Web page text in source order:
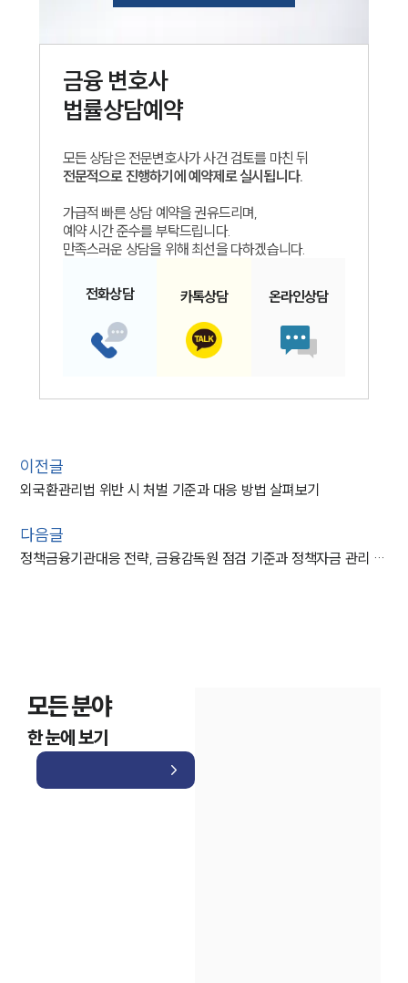
금융변호사
법률상담예약
모든 상담은 전문변호사가 사건 검토를 마친 뒤
전문적으로 진행하기에 예약제로 실시됩니다.
가급적 빠른 상담 예약을 권유드리며,
예약 시간 준수를 부탁드립니다.
만족스러운 상담을 위해 최선을 다하겠습니다.
전화상담 카톡상담 온라인상담
이전글
외국환관리법 위반 시 처벌 기준과 대응 방법 살펴보기
다음글
정책금융기관대응 전략, 금융감독원 점검 기준과 정책자금 관리 방법 정리
모든 분야
한 눈에 보기